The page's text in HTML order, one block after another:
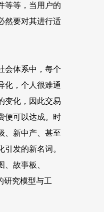
等等，当用户的
然要对其进行适
会体系中，每个
化，个人很难通
变化，因此交易
便可以达成。时
、新中产、甚至
发的新名词。
、故事板、
研究模型与工